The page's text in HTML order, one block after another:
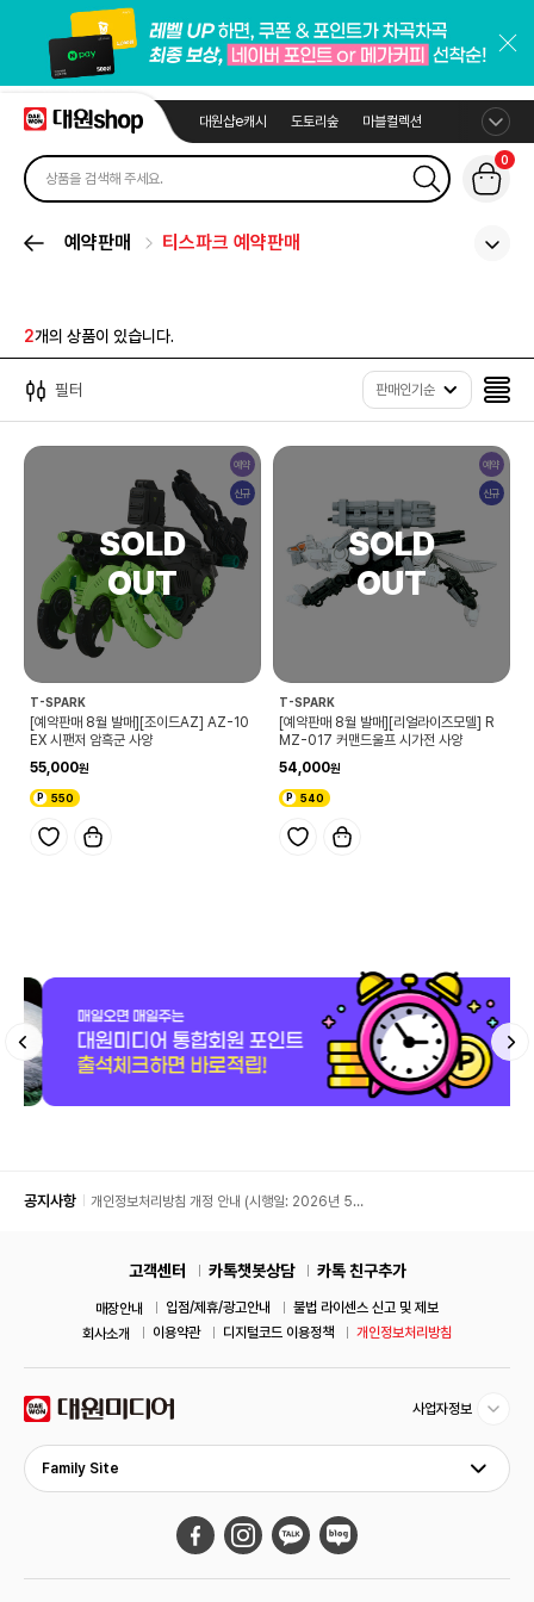
대원샵e캐시 도토리숲 마블컬렉션
0
예약판매 티스파크 예약판매
2개의 상품이 있습니다.
필터 판매인기순
예약
신규
T-SPARK
[예약판매 8월 발매][조이드AZ] AZ-10
EX 시팬저 암흑군 사양
55,000
550
예약
신규
T-SPARK
[예약판매 8월 발매][리얼라이즈모델] R
MZ-017 커맨드울프 시가전 사양
54,000
540
공지사항
개인정보처리방침 개정 안내 (시행일: 2026년 5월
고객센터 카톡챗봇상담 카톡 친구추가
매장안내 입점/제휴/광고안내
불법 라이센스 신고 및 제보
회사소개
이용약관 디지털코드 이용정책 개인정보처리방침
사업자정보
Family Site